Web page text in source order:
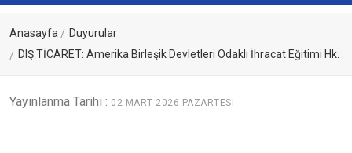
Anasayfa
Duyurular
DIŞ TİCARET: Amerika Birleşik Devletleri Odaklı İhracat Eğitimi Hk.
Yayınlanma Tarihi : 02 MART 2026 PAZARTESI